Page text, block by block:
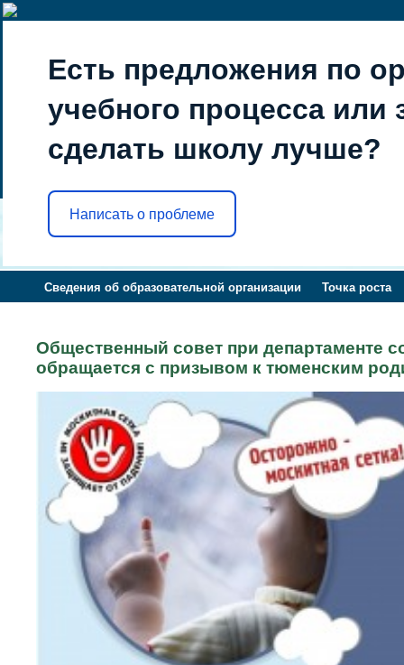
Есть предложения по
учебного процесса или
сделать школу лучше?
Написать о проблеме
Сведения об образовательной организации Точка роста
Общественный совет при департаменте
обращается с призывом к тюменским